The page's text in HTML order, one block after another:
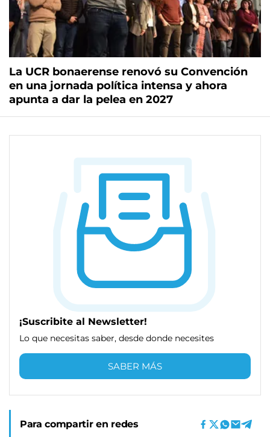
La UCR bonaerense renovó su Convención
en una jornada política intensa y ahora
apunta a dar la pelea en 2027
¡Suscribite al Newsletter!
Lo que necesitas saber, desde donde necesites
SABER MÁS
Para compartir en redes